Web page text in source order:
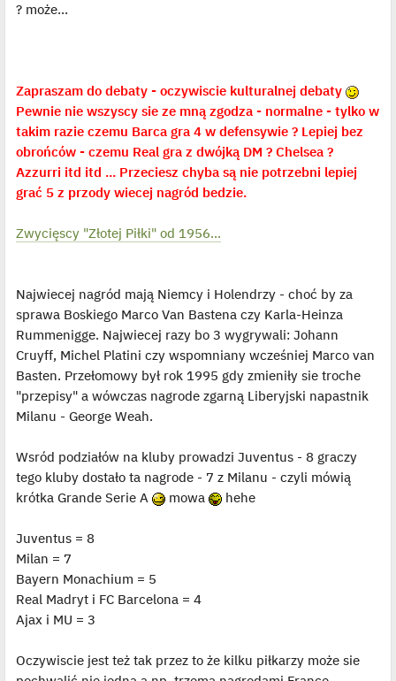
? może...
Zapraszam do debaty - oczywiscie kulturalnej debaty
Pewnie nie wszyscy sie ze mną zgodza - normalne - tylko w
takim razie czemu Barca gra 4 w defensywie ? Lepiej bez
obrońców - czemu Real gra z dwójką DM ? Chelsea ?
Azzurri itd itd ... Przeciesz chyba są nie potrzebni lepiej
grać 5 z przody wiecej nagród bedzie.
Zwycięscy "Złotej Piłki" od 1956...
Najwiecej nagród mają Niemcy i Holendrzy - choć by za
sprawa Boskiego Marco Van Bastena czy Karla-Heinza
Rummenigge. Najwiecej razy bo 3 wygrywali: Johann
Cruyff, Michel Platini czy wspomniany wcześniej Marco van
Basten. Przełomowy był rok 1995 gdy zmieniły sie troche
"przepisy" a wówczas nagrode zgarną Liberyjski napastnik
Milanu - George Weah.
Wsród podziałów na kluby prowadzi Juventus - 8 graczy
tego kluby dostało ta nagrode - 7 z Milanu - czyli mówią
krótka Grande Serie A
mowa hehe
Juventus = 8
Milan = 7
Bayern Monachium = 5
Real Madryt i FC Barcelona = 4
Ajax i MU = 3
Oczywiscie jest też tak przez to że kilku piłkarzy może sie